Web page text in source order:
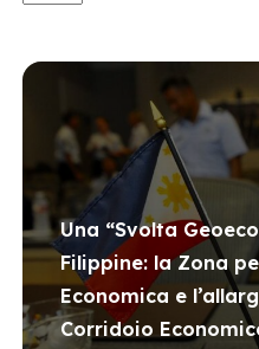
Una “Svolta
Filippine: la Zona
Economica e
Corridoio